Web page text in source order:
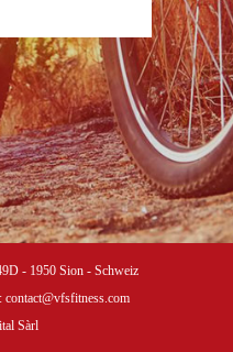
- 1950 Sion - Schweiz
Sàrl